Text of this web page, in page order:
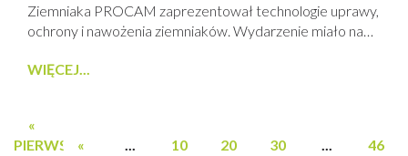
Ziemniaka PROCAM zaprezentował technologie uprawy,
ochrony i nawożenia ziemniaków. Wydarzenie miało na
się nad uprawą ziemniaków? Już dziś skontaktuj się
Przed każdym użyciem przeczytaj informacje...
WIĘCEJ...
«
PIERWSZA
« ... 10 20 30 ... 46